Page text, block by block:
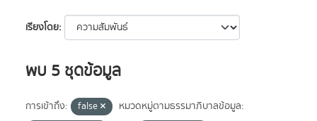
เรียงโดย
พบ 5 ชุดข้อมูล
การเข้าถึง: false
หมวดหมู่ตามธรรมาภิบาลข้อมูล: